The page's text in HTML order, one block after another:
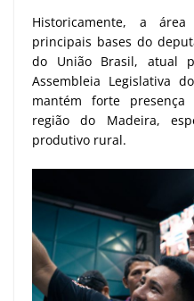
Historicamente, a
principais bases do
do União Brasil, atual
Assembleia Legislativa
mantém forte
região do Madeira,
produtivo rural.